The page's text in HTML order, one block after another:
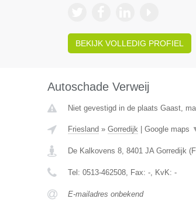
BEKIJK VOLLEDIG PROFIEL
Autoschade Verweij
Niet gevestigd in de plaats Gaast,
Friesland » Gorredijk| Google maps
De Kalkovens 8, 8401 JA Gorredijk(
Tel: 0513-462508, Fax: -, KvK: -
E-mailadres onbekend